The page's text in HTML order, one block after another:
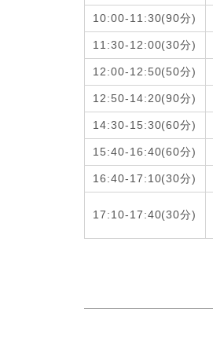
10:00-11:30(90分)
11:30-12:00(30分)
12:00-12:50(50分)
12:50-14:20(90分)
14:30-15:30(60分)
15:40-16:40(60分)
16:40-17:10(30分)
17:10-17:40(30分)